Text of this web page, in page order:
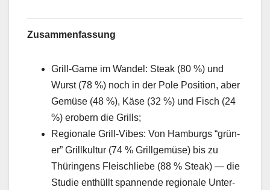
Zusam­men­fas­sung
Grill-Game im Wan­del: Steak (80 %) und
Wurst (78 %) noch in der Pole Posi­tion, aber
Gemüse (48 %), Käse (32 %) und Fisch (24
%) erobern die Grills;
Regionale Grill-Vibes: Von Ham­burgs “grün­
er” Gril­lkul­tur (74 % Grill­gemüse) bis zu
Thürin­gens Fleis­chliebe (88 % Steak) — die
Studie enthüllt span­nende regionale Unter­